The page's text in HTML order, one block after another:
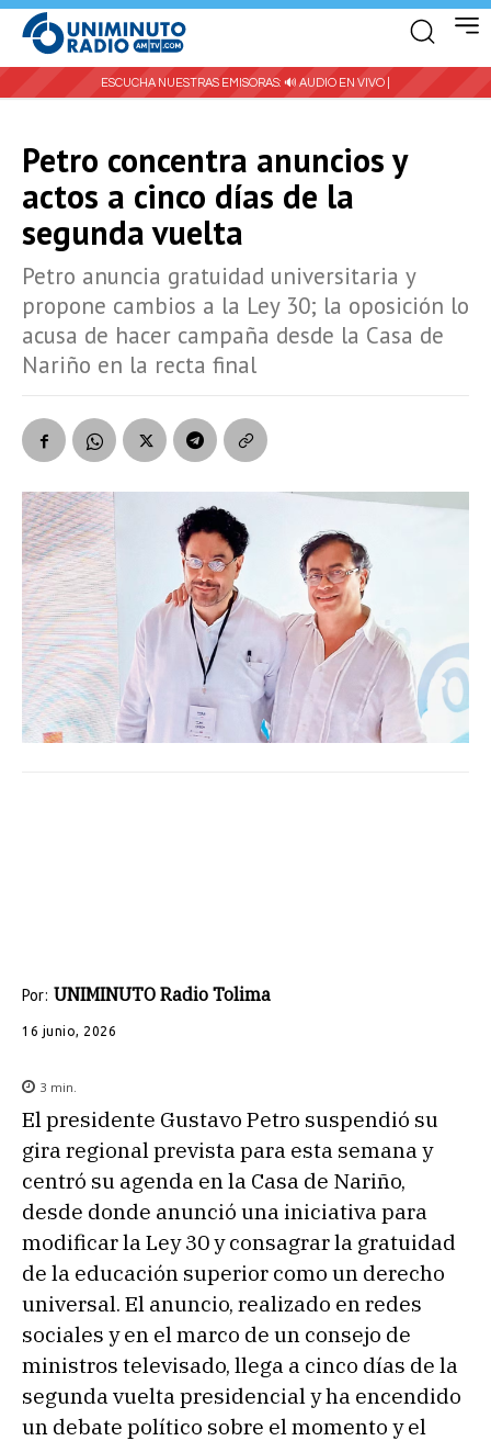
ESCUCHA NUESTRAS EMISORAS: 🔊 AUDIO EN VIVO |
Petro concentra anuncios y
actos a cinco días de la
segunda vuelta
Petro anuncia gratuidad universitaria y
propone cambios a la Ley 30; la oposición lo
acusa de hacer campaña desde la Casa de
Nariño en la recta final
Por: UNIMINUTO Radio Tolima
16 junio, 2026
3 min.
El presidente Gustavo Petro suspendió su
gira regional prevista para esta semana y
centró su agenda en la Casa de Nariño,
desde donde anunció una iniciativa para
modificar la Ley 30 y consagrar la gratuidad
de la educación superior como un derecho
universal. El anuncio, realizado en redes
sociales y en el marco de un consejo de
ministros televisado, llega a cinco días de la
segunda vuelta presidencial y ha encendido
un debate político sobre el momento y el